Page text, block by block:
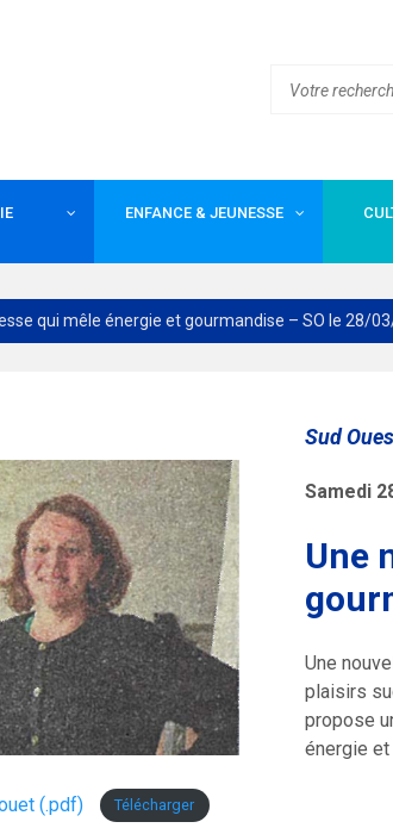
ENFANCE & JEUNESSE
qui mêle énergie et gourmandise – SO le 28/
Sud
Samedi
Une
Une
plaisirs
propose
énergie et
(.pdf) Télécharger